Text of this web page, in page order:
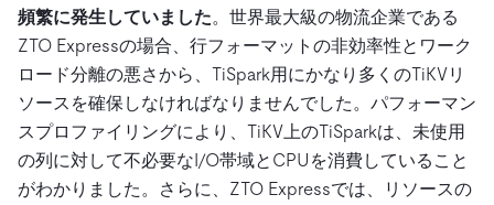
頻繁に発生していました。世界最大級の物流企業である
ZTO Expressの場合、行フォーマットの非効率性とワーク
ロード分離の悪さから、TiSpark用にかなり多くのTiKVリ
ソースを確保しなければなりませんでした。パフォーマン
スプロファイリングにより、TiKV上のTiSparkは、未使用
の列に対して不必要なI/O帯域とCPUを消費していること
がわかりました。さらに、ZTO Expressでは、リソースの